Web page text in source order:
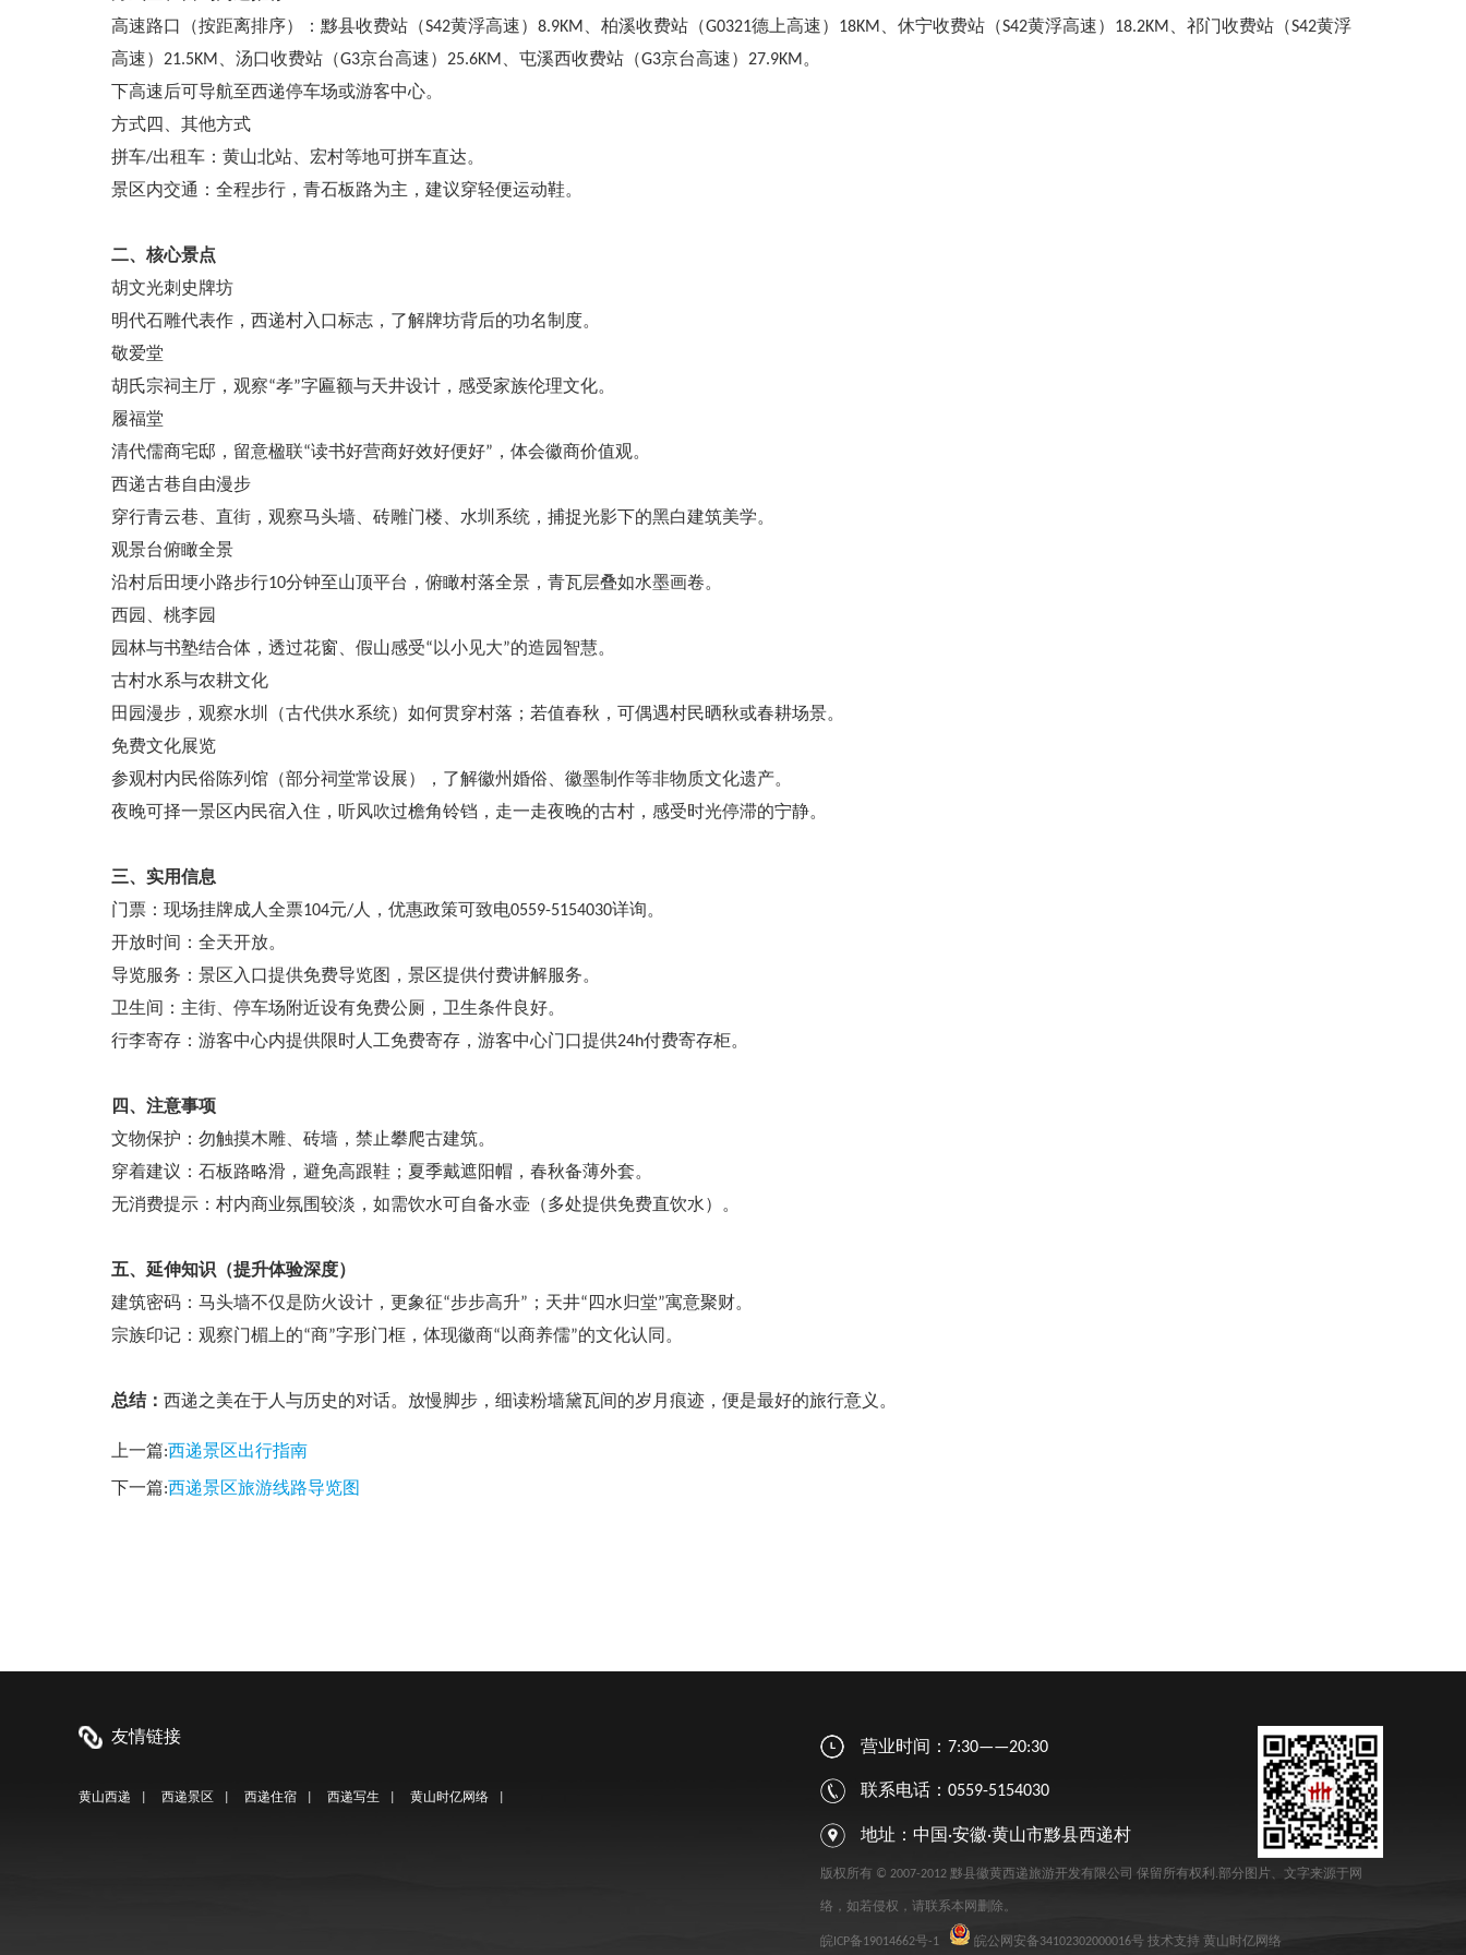
高速路口（按距离排序）：黟县收费站（S42黄浮高速）8.9KM、柏溪收费站（G0321德上高速）18KM、休宁收费站（S42黄浮高速）18.2KM、祁门收费站（S42黄浮
高速）21.5KM、汤口收费站（G3京台高速）25.6KM、屯溪西收费站（G3京台高速）27.9KM。
下高速后可导航至西递停车场或游客中心。
方式四、其他方式
拼车/出租车：黄山北站、宏村等地可拼车直达。
景区内交通：全程步行，青石板路为主，建议穿轻便运动鞋。
二、核心景点
胡文光刺史牌坊
明代石雕代表作，西递村入口标志，了解牌坊背后的功名制度。
敬爱堂
胡氏宗祠主厅，观察“孝”字匾额与天井设计，感受家族伦理文化。
履福堂
清代儒商宅邸，留意楹联“读书好营商好效好便好”，体会徽商价值观。
西递古巷自由漫步
穿行青云巷、直街，观察马头墙、砖雕门楼、水圳系统，捕捉光影下的黑白建筑美学。
观景台俯瞰全景
沿村后田埂小路步行10分钟至山顶平台，俯瞰村落全景，青瓦层叠如水墨画卷。
西园、桃李园
园林与书塾结合体，透过花窗、假山感受“以小见大”的造园智慧。
古村水系与农耕文化
田园漫步，观察水圳（古代供水系统）如何贯穿村落；若值春秋，可偶遇村民晒秋或春耕场景。
免费文化展览
参观村内民俗陈列馆（部分祠堂常设展），了解徽州婚俗、徽墨制作等非物质文化遗产。
夜晚可择一景区内民宿入住，听风吹过檐角铃铛，走一走夜晚的古村，感受时光停滞的宁静。
三、实用信息
门票：现场挂牌成人全票104元/人，优惠政策可致电0559-5154030详询。
开放时间：全天开放。
导览服务：景区入口提供免费导览图，景区提供付费讲解服务。
卫生间：主街、停车场附近设有免费公厕，卫生条件良好。
行李寄存：游客中心内提供限时人工免费寄存，游客中心门口提供24h付费寄存柜。
四、注意事项
文物保护：勿触摸木雕、砖墙，禁止攀爬古建筑。
穿着建议：石板路略滑，避免高跟鞋；夏季戴遮阳帽，春秋备薄外套。
无消费提示：村内商业氛围较淡，如需饮水可自备水壶（多处提供免费直饮水）。
五、延伸知识（提升体验深度）
建筑密码：马头墙不仅是防火设计，更象征“步步高升”；天井“四水归堂”寓意聚财。
宗族印记：观察门楣上的“商”字形门框，体现徽商“以商养儒”的文化认同。
总结： 西递之美在于人与历史的对话。放慢脚步，细读粉墙黛瓦间的岁月痕迹，便是最好的旅行意义。
上一篇:西递景区出行指南
下一篇:西递景区旅游线路导览图